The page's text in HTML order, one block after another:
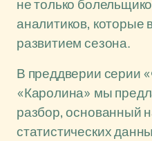
не только
аналитиков, которые
развитием сезона.
В преддверии серии
«Каролина» мы
разбор, основанный
статистических